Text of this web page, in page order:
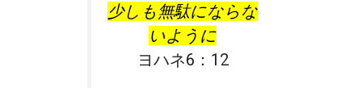
少しも無駄にならな
いように
ヨハネ6：12